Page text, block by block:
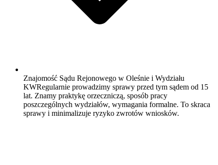
Znajomość Sądu Rejonowego w Oleśnie i Wydziału
KWRegularnie prowadzimy sprawy przed tym sądem od 15
lat. Znamy praktykę orzeczniczą, sposób pracy
poszczególnych wydziałów, wymagania formalne. To skraca
sprawy i minimalizuje ryzyko zwrotów wniosków.